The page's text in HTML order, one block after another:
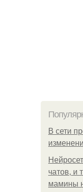
В сети
чатов, и
мамины